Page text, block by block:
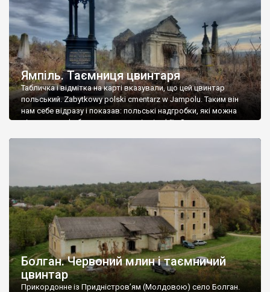
Ямпіль. Таємниця цвинтаря
Табличка і відмітка на карті вказували, що цей цвинтар
польський. Zabytkowy polski cmentarz w Jampolu. Таким він
нам себе відразу і показав: польські надгробки, які можна
віднести до фабричних, польські епітафії… Загалом цвинтар
Болган. Червоний млин і таємничий
цвинтар
Прикордонне із Придністров’ям (Молдовою) село Болган.